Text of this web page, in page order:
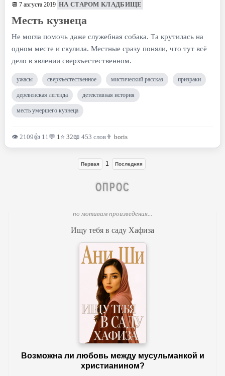
📆 7 августа 2019 НА СТАРОМ КЛАДБИЩЕ
Месть кузнеца
Не могла помочь даже служебная собака. Та крутилась на
одном месте и скулила. Местные сразу поняли, что тут всё
дело в явлении сверхъестественном.
ужасы сверхъестественное мистический рассказ призраки
деревенская легенда детективная история
месть умершего кузнеца
👁 2109👍 11💬 1⭐ 32📖 453 слов 👨 boris
Первая 1 Последняя
ОПРОС
по мотивам произведения...
Ищу тебя в саду Хафиза
Возможна ли любовь между мусульманкой и
христианином?